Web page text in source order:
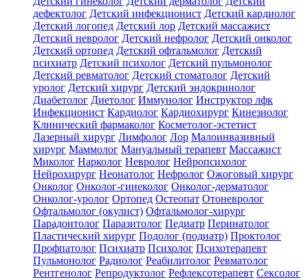
дефектолог Детский инфекционист Детский кардиолог
Детский логопед Детский лор Детский массажист
Детский невролог Детский нефролог Детский онколог
Детский ортопед Детский офтальмолог Детский
психиатр Детский психолог Детский пульмонолог
Детский ревматолог Детский стоматолог Детский
уролог Детский хирург Детский эндокринолог
Диабетолог Диетолог Иммунолог Инструктор лфк
Инфекционист Кардиолог Кардиохирург Кинезиолог
Клинический фармаколог Косметолог-эстетист
Лазерный хирург Лимфолог Лор Малоинвазивный
хирург Маммолог Мануальный терапевт Массажист
Миколог Нарколог Невролог Нейропсихолог
Нейрохирург Неонатолог Нефролог Ожоговый хирург
Онколог Онколог-гинеколог Онколог-дерматолог
Онколог-уролог Ортопед Остеопат Отоневролог
Офтальмолог (окулист) Офтальмолог-хирург
Парадонтолог Паразитолог Педиатр Перинатолог
Пластический хирург Подолог (подиатр) Проктолог
Профпатолог Психиатр Психолог Психотерапевт
Пульмонолог Радиолог Реабилитолог Ревматолог
Рентгенолог Репродуктолог Рефлексотерапевт Сексолог